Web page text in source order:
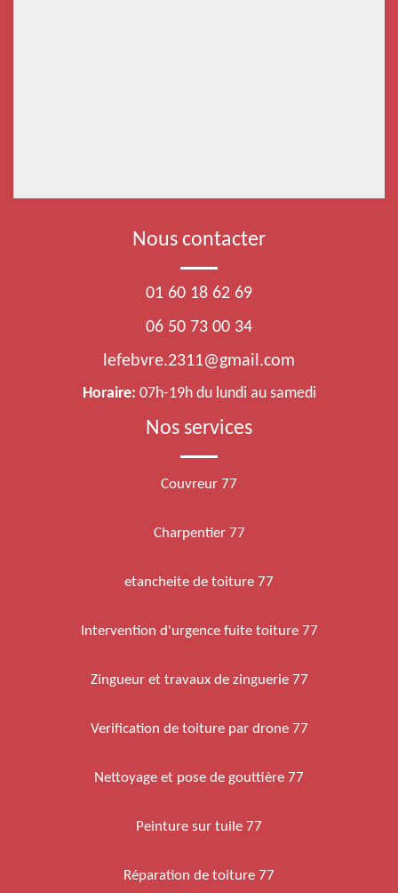
Nous contacter
01 60 18 62 69
06 50 73 00 34
lefebvre.2311@gmail.com
Horaire: 07h-19h du lundi au samedi
Nos services
Couvreur 77
Charpentier 77
etancheite de toiture 77
Intervention d'urgence fuite toiture 77
Zingueur et travaux de zinguerie 77
Verification de toiture par drone 77
Nettoyage et pose de gouttière 77
Peinture sur tuile 77
Réparation de toiture 77